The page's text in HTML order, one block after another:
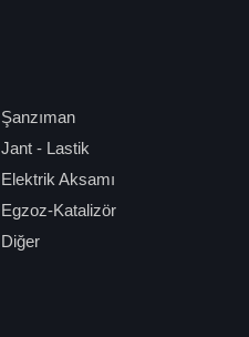
Şanzıman
Jant - Lastik
Elektrik Aksamı
Egzoz-Katalizör
Diğer